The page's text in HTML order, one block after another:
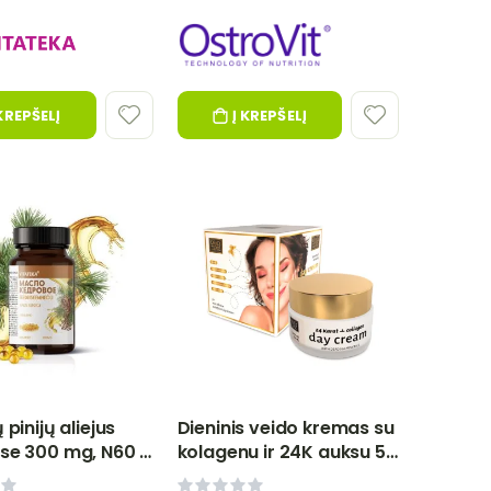
Į KREPŠELĮ
pinijų aliejus
300 mg, N60 -
Dieninis veido kremas su
kolagenu ir 24K auksu 50
ml - Dead Sea Collection